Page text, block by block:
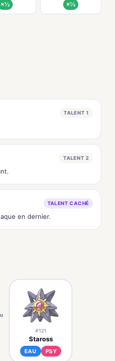
×½ ×½
TALENT 1
TALENT 2
TALENT CACHÉ
en dernier.
#121
Staross
EAU PSY